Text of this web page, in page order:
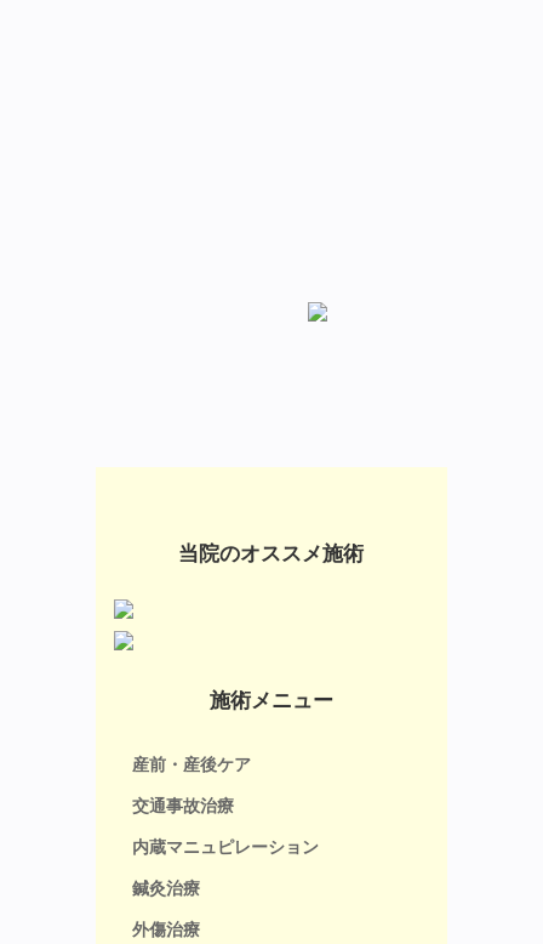
当院のオススメ施術
施術メニュー
産前・産後ケア
交通事故治療
内蔵マニュピレーション
鍼灸治療
外傷治療